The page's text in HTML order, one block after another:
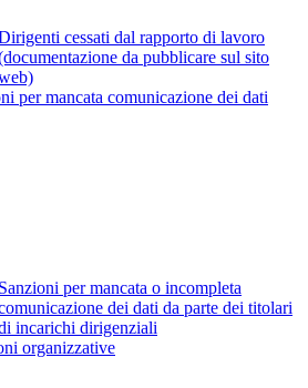
cessati dal rapporto di lavoro
da pubblicare sul sito
per mancata comunicazione dei dati
Sanzioni per mancata o incompleta
dei dati da parte dei titolari
incarichi dirigenziali
organizzative